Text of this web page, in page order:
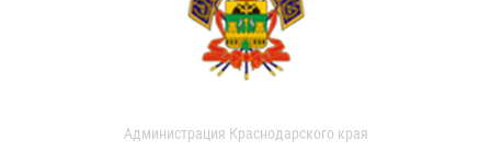
Администрация Краснодарского края